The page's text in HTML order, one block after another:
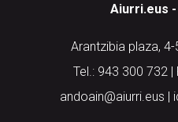
Aiurri.eus
Arantzibia plaza,
Tel.: 943 300 732 |
andoain@aiurri.eus |